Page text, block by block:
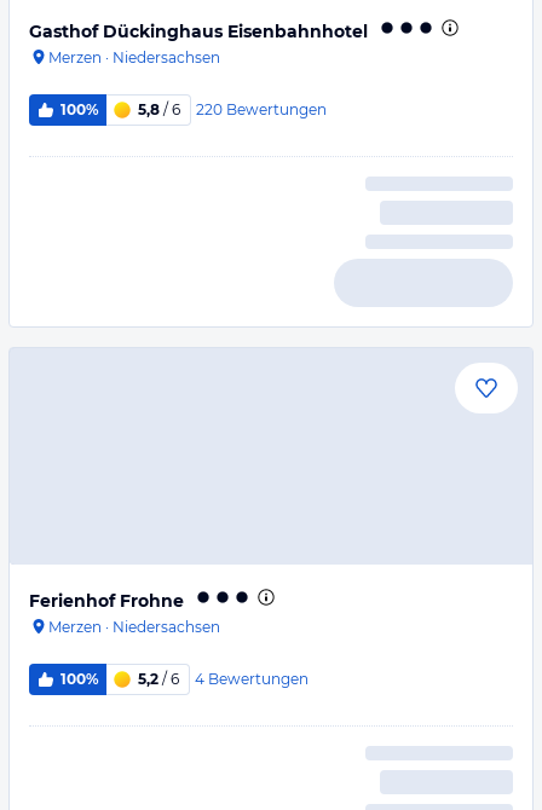
Gasthof Dückinghaus Eisenbahnhotel
Merzen · Niedersachsen
100% 5,8 / 6 220 Bewertungen
Ferienhof Frohne
Merzen · Niedersachsen
100% 5,2 / 6 4 Bewertungen